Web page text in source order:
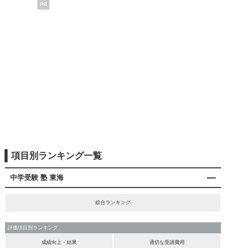
PR
項目別ランキング一覧
中学受験 塾 東海
総合ランキング
評価項目別ランキング
成績向上・結果 適切な受講費用